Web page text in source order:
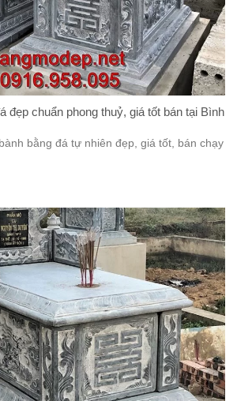
đẹp chuẩn phong thuỷ, giá tốt bán tại Bình
bằng đá tự nhiên đẹp, giá tốt, bán chạy